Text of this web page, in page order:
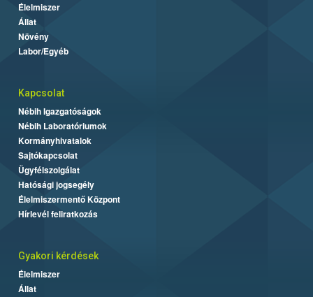
Élelmiszer
Állat
Növény
Labor/Egyéb
Kapcsolat
Nébih Igazgatóságok
Nébih Laboratóriumok
Kormányhivatalok
Sajtókapcsolat
Ügyfélszolgálat
Hatósági jogsegély
Élelmiszermentő Központ
Hírlevél feliratkozás
Gyakori kérdések
Élelmiszer
Állat